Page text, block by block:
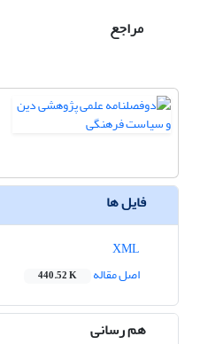
مراجع
فایل ها
اصل مقاله
440.52 K
هم رسانی